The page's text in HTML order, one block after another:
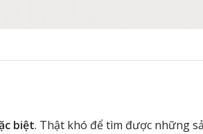
biệt. Thật khó để tìm được những